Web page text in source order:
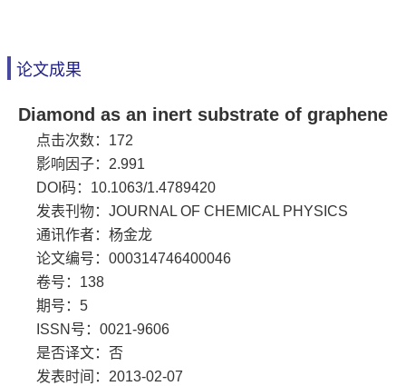
论文成果
Diamond as an inert substrate of graphene
点击次数： 172
影响因子：2.991
DOI码：10.1063/1.4789420
发表刊物：JOURNAL OF CHEMICAL PHYSICS
通讯作者：杨金龙
论文编号：000314746400046
卷号：138
期号：5
ISSN号：0021-9606
是否译文：否
发表时间：2013-02-07